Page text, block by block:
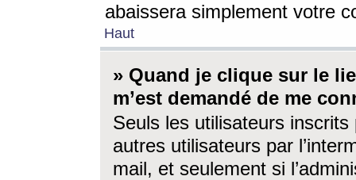
abaissera simplement votre
Haut
» Quand je clique sur le
m’est demandé de me
Seuls les utilisateurs
autres utilisateurs par
mail, et seulement si